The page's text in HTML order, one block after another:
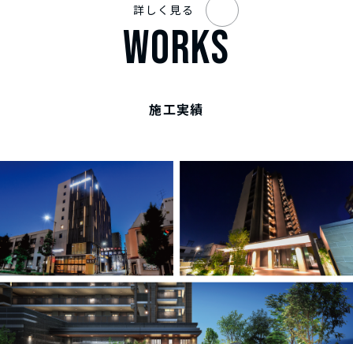
詳しく見る
WORKS
施工実績